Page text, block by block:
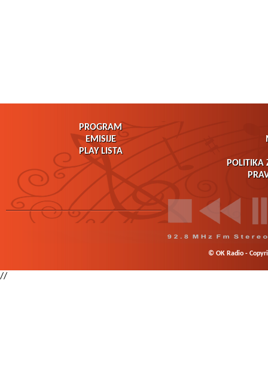
PROGRAM
EMISIJE
PLAY LISTA
POLITIKA
© OK Radio -
//